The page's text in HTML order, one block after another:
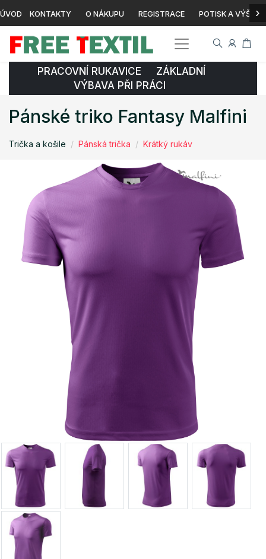
ÚVOD KONTAKTY O NÁKUPU REGISTRACE POTISK A ›
PRACOVNÍ RUKAVICE ZÁKLADNÍ
VÝBAVA PŘI PRÁCI
Pánské triko Fantasy Malfini
Trička a košile Pánská trička Krátký rukáv